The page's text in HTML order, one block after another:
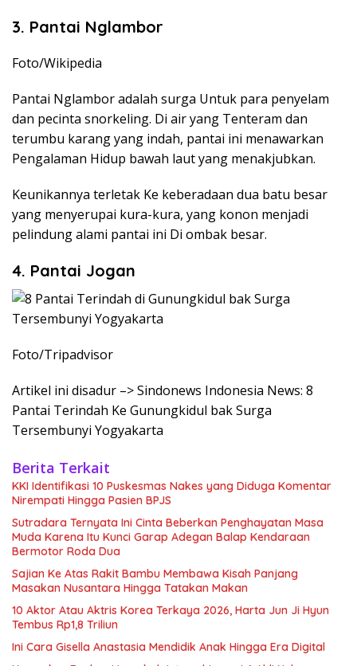
3. Pantai Nglambor
Foto/Wikipedia
Pantai Nglambor adalah surga Untuk para penyelam
dan pecinta snorkeling. Di air yang Tenteram dan
terumbu karang yang indah, pantai ini menawarkan
Pengalaman Hidup bawah laut yang menakjubkan.
Keunikannya terletak Ke keberadaan dua batu besar
yang menyerupai kura-kura, yang konon menjadi
pelindung alami pantai ini Di ombak besar.
4. Pantai Jogan
Foto/Tripadvisor
Artikel ini disadur –> Sindonews Indonesia News: 8
Pantai Terindah Ke Gunungkidul bak Surga
Tersembunyi Yogyakarta
Berita Terkait
KKI Identifikasi 10 Puskesmas Nakes yang Diduga Komentar
Nirempati Hingga Pasien BPJS
Sutradara Ternyata Ini Cinta Beberkan Penghayatan Masa
Muda Karena Itu Kunci Garap Adegan Balap Kendaraan
Bermotor Roda Dua
Sajian Ke Atas Rakit Bambu Membawa Kisah Panjang
Masakan Nusantara Hingga Tatakan Makan
10 Aktor Atau Aktris Korea Terkaya 2026, Harta Jun Ji Hyun
Tembus Rp1,8 Triliun
Ini Cara Gisella Anastasia Mendidik Anak Hingga Era Digital